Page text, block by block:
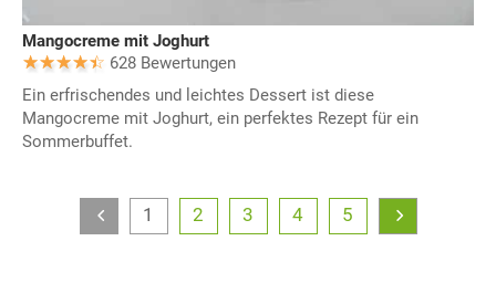
Mangocreme mit Joghurt
628 Bewertungen
Ein erfrischendes und leichtes Dessert ist diese
Mangocreme mit Joghurt, ein perfektes Rezept für ein
Sommerbuffet.
1 2 3 4 5